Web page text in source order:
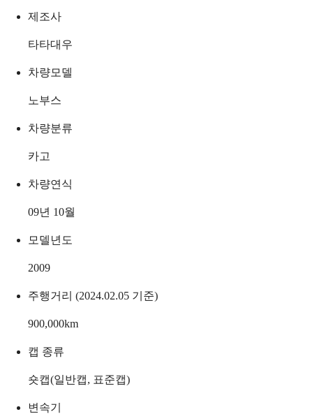
제조사
타타대우
차량모델
노부스
차량분류
카고
차량연식
09년 10월
모델년도
2009
주행거리 (2024.02.05 기준)
900,000km
캡 종류
숏캡(일반캡, 표준캡)
변속기